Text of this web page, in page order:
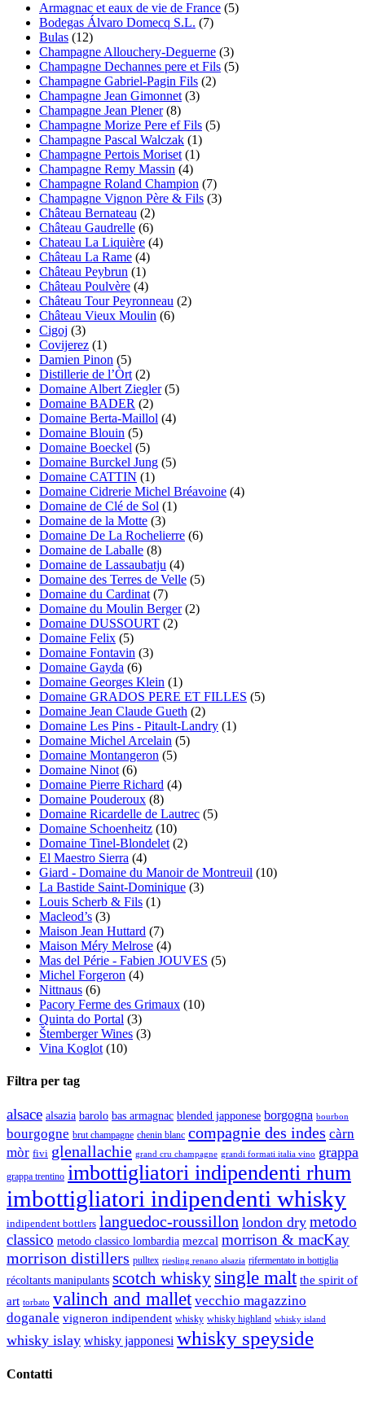
Armagnac et eaux de vie de France (5)
Bodegas Álvaro Domecq S.L. (7)
Bulas (12)
Champagne Allouchery-Deguerne (3)
Champagne Dechannes pere et Fils (5)
Champagne Gabriel-Pagin Fils (2)
Champagne Jean Gimonnet (3)
Champagne Jean Plener (8)
Champagne Morize Pere ef Fils (5)
Champagne Pascal Walczak (1)
Champagne Pertois Moriset (1)
Champagne Remy Massin (4)
Champagne Roland Champion (7)
Champagne Vignon Père & Fils (3)
Château Bernateau (2)
Château Gaudrelle (6)
Chateau La Liquière (4)
Château La Rame (4)
Château Peybrun (1)
Château Poulvère (4)
Château Tour Peyronneau (2)
Château Vieux Moulin (6)
Cigoj (3)
Covijerez (1)
Damien Pinon (5)
Distillerie de l’Òrt (2)
Domaine Albert Ziegler (5)
Domaine BADER (2)
Domaine Berta-Maillol (4)
Domaine Blouin (5)
Domaine Boeckel (5)
Domaine Burckel Jung (5)
Domaine CATTIN (1)
Domaine Cidrerie Michel Bréavoine (4)
Domaine de Clé de Sol (1)
Domaine de la Motte (3)
Domaine De La Rochelierre (6)
Domaine de Laballe (8)
Domaine de Lassaubatju (4)
Domaine des Terres de Velle (5)
Domaine du Cardinat (7)
Domaine du Moulin Berger (2)
Domaine DUSSOURT (2)
Domaine Felix (5)
Domaine Fontavin (3)
Domaine Gayda (6)
Domaine Georges Klein (1)
Domaine GRADOS PERE ET FILLES (5)
Domaine Jean Claude Gueth (2)
Domaine Les Pins - Pitault-Landry (1)
Domaine Michel Arcelain (5)
Domaine Montangeron (5)
Domaine Ninot (6)
Domaine Pierre Richard (4)
Domaine Pouderoux (8)
Domaine Ricardelle de Lautrec (5)
Domaine Schoenheitz (10)
Domaine Tinel-Blondelet (2)
El Maestro Sierra (4)
Giard - Domaine du Manoir de Montreuil (10)
La Bastide Saint-Dominique (3)
Louis Scherb & Fils (1)
Macleod’s (3)
Maison Jean Huttard (7)
Maison Méry Melrose (4)
Mas del Périe - Fabien JOUVES (5)
Michel Forgeron (4)
Nittnaus (6)
Pacory Ferme des Grimaux (10)
Quinta do Portal (3)
Štemberger Wines (3)
Vina Koglot (10)
Filtra per tag
alsace alsazia barolo bas armagnac blended japponese borgogna bourbon
bourgogne brut champagne chenin blanc compagnie des indes càrn
mòr fivi glenallachie grand cru champagne grandi formati italia vino grappa
grappa trentino imbottigliatori indipendenti rhum
imbottigliatori indipendenti whisky
indipendent bottlers languedoc-roussillon london dry metodo
classico metodo classico lombardia mezcal morrison & macKay
morrison distillers pulltex riesling renano alsazia rifermentato in bottiglia
récoltants manipulants scotch whisky single malt the spirit of
art torbato valinch and mallet vecchio magazzino
doganale vigneron indipendent whisky whisky highland whisky island
whisky islay whisky japponesi whisky speyside
Contatti